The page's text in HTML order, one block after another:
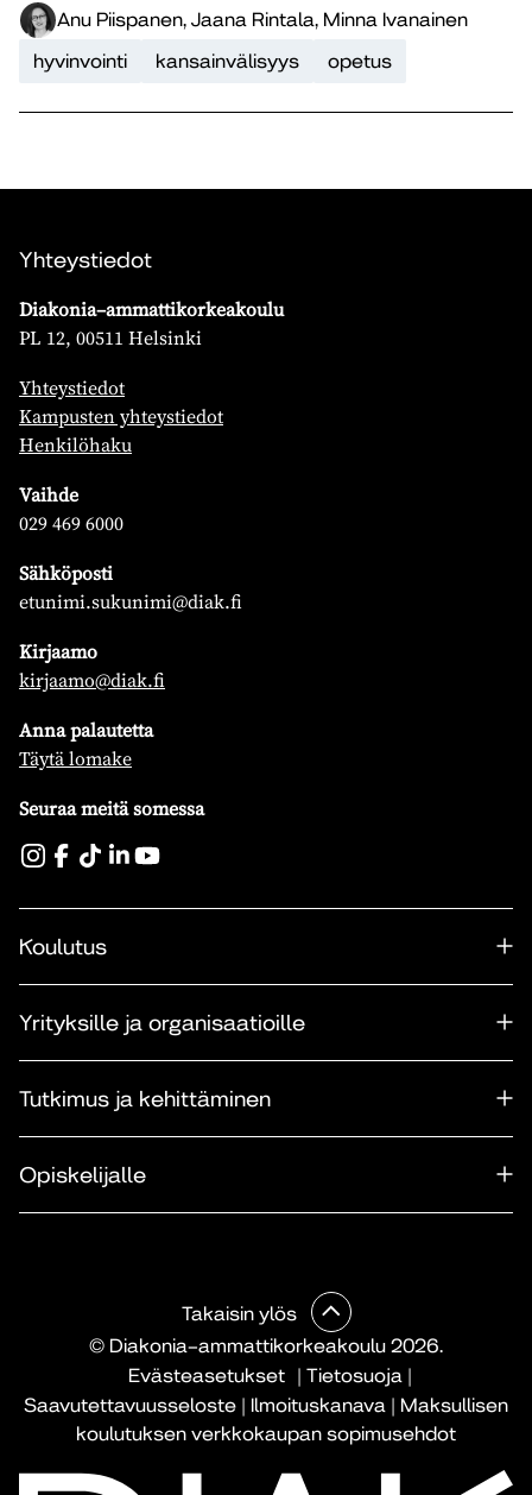
Anu Piispanen, Jaana Rintala, Minna Ivanainen
hyvinvointi
kansainvälisyys opetus
Yhteystiedot
Diakonia–ammattikorkeakoulu
PL 12, 00511 Helsinki
Yhteystiedot
Kampusten yhteystiedot
Henkilöhaku
Vaihde
029 469 6000
Sähköposti
etunimi.sukunimi@diak.fi
Kirjaamo
kirjaamo@diak.fi
Anna palautetta
Täytä lomake
Seuraa meitä somessa
Koulutus
Yrityksille ja organisaatioille
Tutkimus ja kehittäminen
Opiskelijalle
© Diakonia–ammattikorkeakoulu 2026.
Evästeasetukset
| Tietosuoja |
Saavutettavuusseloste | Ilmoituskanava | Maksullisen
koulutuksen verkkokaupan sopimusehdot
Takaisin ylös